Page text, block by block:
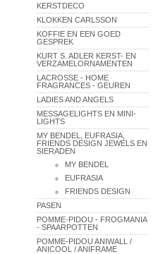
KERSTDECO
KLOKKEN CARLSSON
KOFFIE EN EEN GOED
GESPREK
KURT S. ADLER KERST- EN
VERZAMELORNAMENTEN
LACROSSE - HOME
FRAGRANCES - GEUREN
LADIES AND ANGELS
MESSAGELIGHTS EN MINI-
LIGHTS
MY BENDEL, EUFRASIA,
FRIENDS DESIGN JEWELS EN
SIERADEN
MY BENDEL
EUFRASIA
FRIENDS DESIGN
PASEN
POMME-PIDOU - FROGMANIA
- SPAARPOTTEN
POMME-PIDOU ANIWALL /
ANICOOL / ANIFRAME